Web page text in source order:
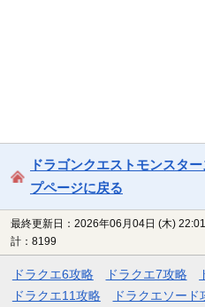
ドラゴンクエストモンスタ
プページに戻る
最終更新日：2026年06月04日 (木)
計：8199
ドラクエ6攻略 ドラクエ7攻略
ドラクエ11攻略
ドラクエソード